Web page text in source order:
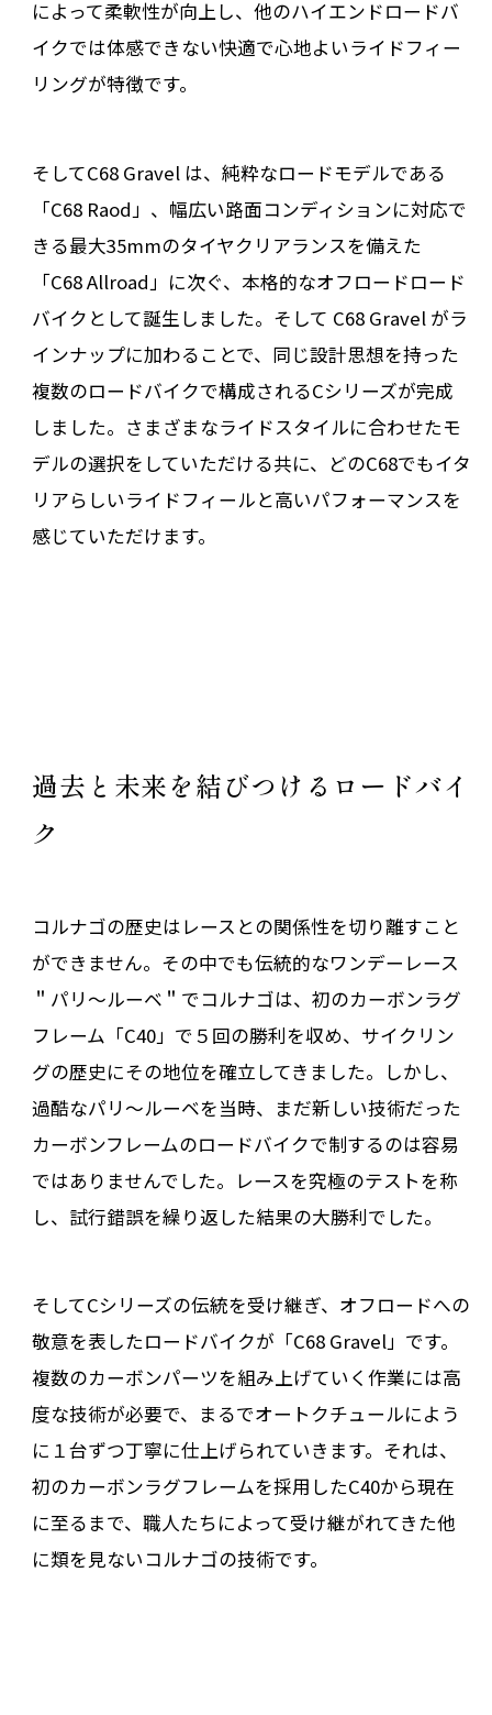
によって柔軟性が向上し、他のハイエンドロードバ
イクでは体感できない快適で心地よいライドフィー
リングが特徴です。
そしてC68 Gravel は、純粋なロードモデルである
「C68 Raod」、幅広い路面コンディションに対応で
きる最大35mmのタイヤクリアランスを備えた
「C68 Allroad」に次ぐ、本格的なオフロードロード
バイクとして誕生しました。そして C68 Gravel がラ
インナップに加わることで、同じ設計思想を持った
複数のロードバイクで構成されるCシリーズが完成
しました。さまざまなライドスタイルに合わせたモ
デルの選択をしていただける共に、どのC68でもイタ
リアらしいライドフィールと高いパフォーマンスを
感じていただけます。
過去と未来を結びつけるロードバイ
ク
コルナゴの歴史はレースとの関係性を切り離すこと
ができません。その中でも伝統的なワンデーレース
＂パリ〜ルーベ＂でコルナゴは、初のカーボンラグ
フレーム「C40」で５回の勝利を収め、サイクリン
グの歴史にその地位を確立してきました。しかし、
過酷なパリ〜ルーベを当時、まだ新しい技術だった
カーボンフレームのロードバイクで制するのは容易
ではありませんでした。レースを究極のテストを称
し、試行錯誤を繰り返した結果の大勝利でした。
そしてCシリーズの伝統を受け継ぎ、オフロードへの
敬意を表したロードバイクが「C68 Gravel」です。
複数のカーボンパーツを組み上げていく作業には高
度な技術が必要で、まるでオートクチュールによう
に１台ずつ丁寧に仕上げられていきます。それは、
初のカーボンラグフレームを採用したC40から現在
に至るまで、職人たちによって受け継がれてきた他
に類を見ないコルナゴの技術です。